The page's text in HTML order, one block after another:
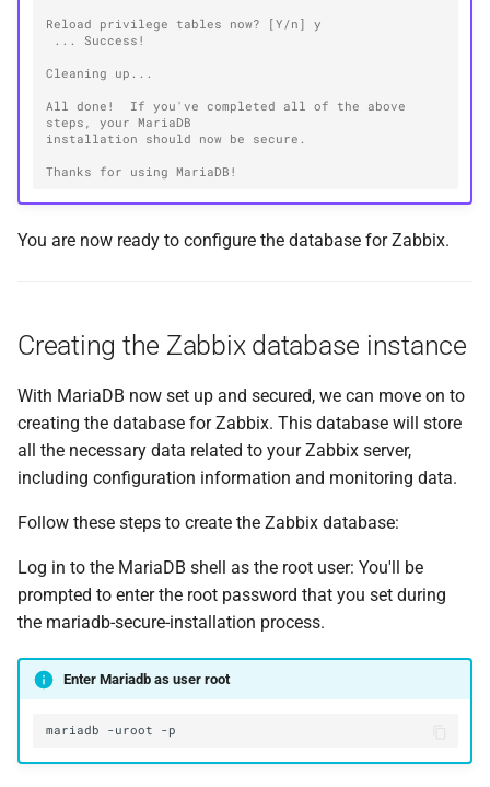
Reload privilege tables now? [Y/n] y
... Success!
Cleaning up...
All done!  If you've completed all of the above
steps, your MariaDB
installation should now be secure.
Thanks for using MariaDB!
You are now ready to configure the database for Zabbix.
Creating the Zabbix database instance
With MariaDB now set up and secured, we can move on to
creating the database for Zabbix. This database will store
all the necessary data related to your Zabbix server,
including configuration information and monitoring data.
Follow these steps to create the Zabbix database:
Log in to the MariaDB shell as the root user: You'll be
prompted to enter the root password that you set during
the mariadb-secure-installation process.
Enter Mariadb as user root
mariadb -uroot